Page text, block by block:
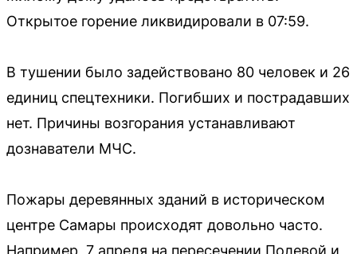
Открытое горение ликвидировали в 07:59.
В тушении было задействовано 80 человек и 26
единиц спецтехники. Погибших и пострадавших
нет. Причины возгорания устанавливают
дознаватели МЧС.
Пожары деревянных зданий в историческом
центре Самары происходят довольно часто.
Например, 7 апреля на пересечении Полевой и